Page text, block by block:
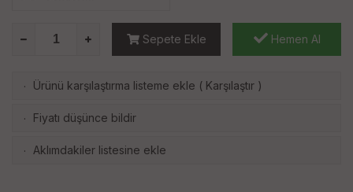
Sepete Ekle Hemen Al
· Ürünü karşılaştırma listeme ekle ( Karşılaştır )
· Fiyatı düşünce bildir
· Aklımdakiler listesine ekle